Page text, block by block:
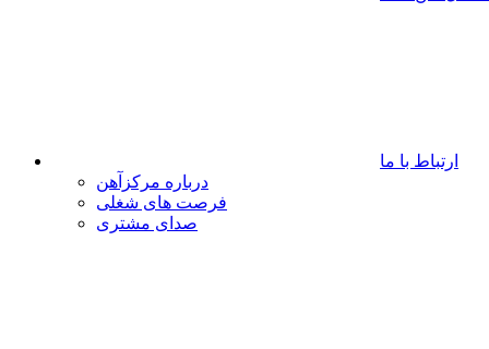
ارتباط با ما
درباره مرکزآهن
فرصت های شغلی
صدای مشتری